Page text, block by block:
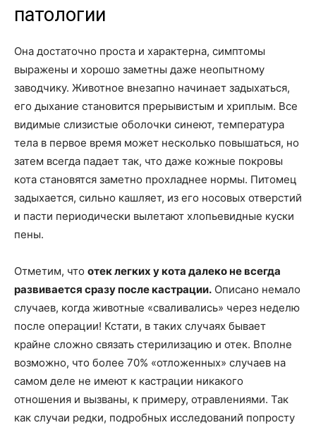
патологии
Она достаточно проста и характерна, симптомы
выражены и хорошо заметны даже неопытному
заводчику. Животное внезапно начинает задыхаться,
его дыхание становится прерывистым и хриплым. Все
видимые слизистые оболочки синеют, температура
тела в первое время может несколько повышаться, но
затем всегда падает так, что даже кожные покровы
кота становятся заметно прохладнее нормы. Питомец
задыхается, сильно кашляет, из его носовых отверстий
и пасти периодически вылетают хлопьевидные куски
пены.
Отметим, что отек легких у кота далеко не всегда
развивается сразу после кастрации. Описано немало
случаев, когда животные «сваливались» через неделю
после операции! Кстати, в таких случаях бывает
крайне сложно связать стерилизацию и отек. Вполне
возможно, что более 70% «отложенных» случаев на
самом деле не имеют к кастрации никакого
отношения и вызваны, к примеру, отравлениями. Так
как случаи редки, подробных исследований попросту